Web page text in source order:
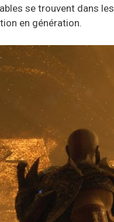
se trouvent dans
en génération.